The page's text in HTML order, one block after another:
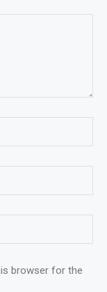
browser for the